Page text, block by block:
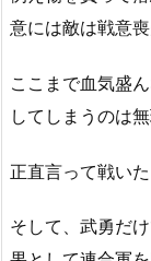
意には敵は戦意
ここまで血気盛
してしまうのは
正直言って戦い
そして、武勇だ